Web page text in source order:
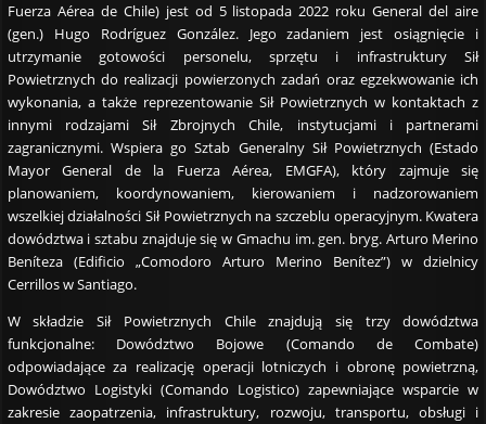
Fuerza Aérea de Chile) jest od 5 listopada 2022 roku General del aire
(gen.) Hugo Rodríguez González. Jego zadaniem jest osiągnięcie i
utrzymanie gotowości personelu, sprzętu i infrastruktury Sił
Powietrznych do realizacji powierzonych zadań oraz egzekwowanie ich
wykonania, a także reprezentowanie Sił Powietrznych w kontaktach z
innymi rodzajami Sił Zbrojnych Chile, instytucjami i partnerami
zagranicznymi. Wspiera go Sztab Generalny Sił Powietrznych (Estado
Mayor General de la Fuerza Aérea, EMGFA), który zajmuje się
planowaniem, koordynowaniem, kierowaniem i nadzorowaniem
wszelkiej działalności Sił Powietrznych na szczeblu operacyjnym. Kwatera
dowództwa i sztabu znajduje się w Gmachu im. gen. bryg. Arturo Merino
Beníteza (Edificio „Comodoro Arturo Merino Benítez”) w dzielnicy
Cerrillos w Santiago.
W składzie Sił Powietrznych Chile znajdują się trzy dowództwa
funkcjonalne: Dowództwo Bojowe (Comando de Combate)
odpowiadające za realizację operacji lotniczych i obronę powietrzną,
Dowództwo Logistyki (Comando Logistico) zapewniające wsparcie w
zakresie zaopatrzenia, infrastruktury, rozwoju, transportu, obsługi i